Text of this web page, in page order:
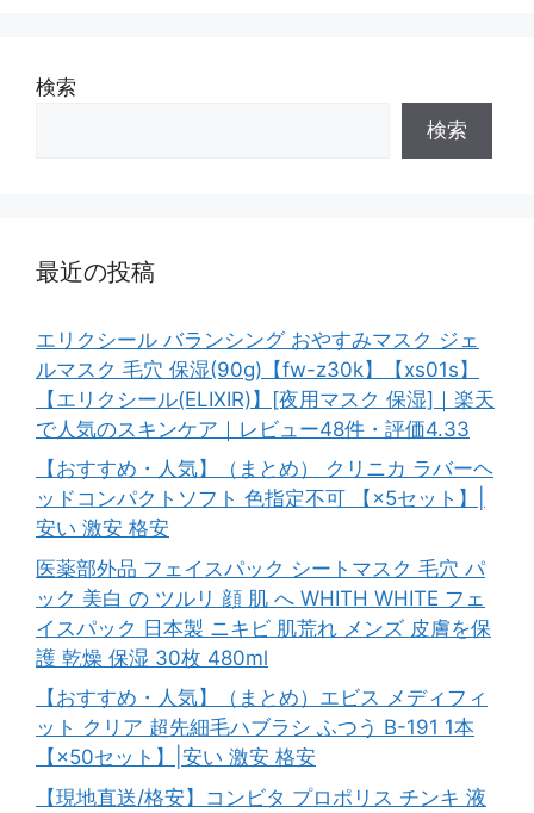
検索
検索
最近の投稿
エリクシール バランシング おやすみマスク ジェ
ルマスク 毛穴 保湿(90g)【fw-z30k】【xs01s】
【エリクシール(ELIXIR)】[夜用マスク 保湿]｜楽天
で人気のスキンケア｜レビュー48件・評価4.33
【おすすめ・人気】（まとめ） クリニカ ラバーヘ
ッドコンパクトソフト 色指定不可 【×5セット】|
安い 激安 格安
医薬部外品 フェイスパック シートマスク 毛穴 パ
ック 美白 の ツルリ 顔 肌 へ WHITH WHITE フェ
イスパック 日本製 ニキビ 肌荒れ メンズ 皮膚を保
護 乾燥 保湿 30枚 480ml
【おすすめ・人気】（まとめ）エビス メディフィ
ット クリア 超先細毛ハブラシ ふつう B-191 1本
【×50セット】|安い 激安 格安
【現地直送/格安】コンビタ プロポリス チンキ 液